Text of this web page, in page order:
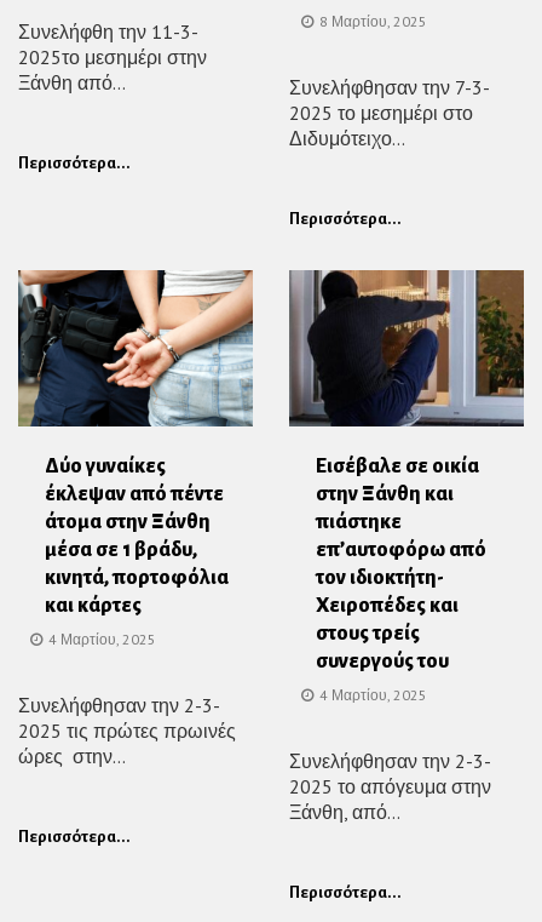
Συνελήφθη την 11-3-
2025το μεσημέρι στην
Ξάνθη από...
Περισσότερα...
8 Μαρτίου, 2025
Συνελήφθησαν την 7-3-
2025 το μεσημέρι στο
Διδυμότειχο...
Περισσότερα...
Δύο γυναίκες
έκλεψαν από πέντε
άτομα στην Ξάνθη
μέσα σε 1 βράδυ,
κινητά, πορτοφόλια
και κάρτες
4 Μαρτίου, 2025
Συνελήφθησαν την 2-3-
2025 τις πρώτες πρωινές
ώρες στην...
Περισσότερα...
Εισέβαλε σε οικία
στην Ξάνθη και
πιάστηκε
επ’αυτοφόρω από
τον ιδιοκτήτη-
Χειροπέδες και
στους τρείς
συνεργούς του
4 Μαρτίου, 2025
Συνελήφθησαν την 2-3-
2025 το απόγευμα στην
Ξάνθη, από...
Περισσότερα...